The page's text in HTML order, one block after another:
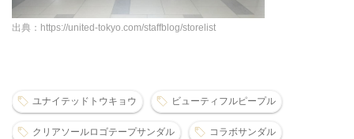
出典：https://united-tokyo.com/staffblog/storelist
ユナイテッドトウキョウ ビューティフルピープル
クリアソールロゴテープサンダル コラボサンダル